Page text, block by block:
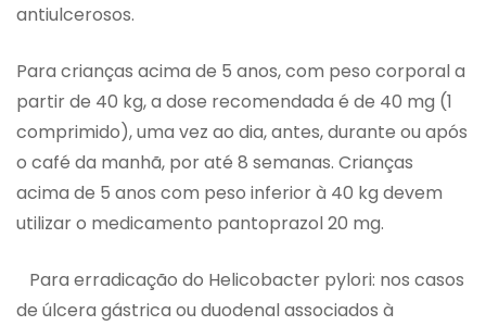
antiulcerosos.
Para crianças acima de 5 anos, com peso corporal a
partir de 40 kg, a dose recomendada é de 40 mg (1
comprimido), uma vez ao dia, antes, durante ou após
o café da manhã, por até 8 semanas. Crianças
acima de 5 anos com peso inferior à 40 kg devem
utilizar o medicamento pantoprazol 20 mg.
Para erradicação do Helicobacter pylori: nos casos
de úlcera gástrica ou duodenal associados à